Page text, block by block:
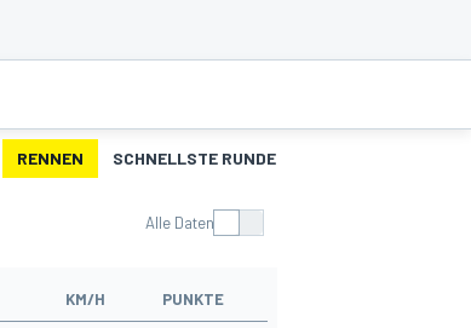
RENNEN SCHNELLSTE RUNDEN
Alle Daten
KM/H PUNKTE